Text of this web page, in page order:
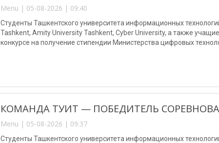
Menu | 05-08-2026 | 09:40
Студенты Ташкентского университета информационных
Tashkent, Amity University Tashkent, Cyber University, а также
конкурсе на получение стипендии Министерства цифровых
КОМАНДА ТУИТ — ПОБЕДИТЕЛЬ
Menu | 05-08-2026 | 09:37
Студенты Ташкентского университета информационных